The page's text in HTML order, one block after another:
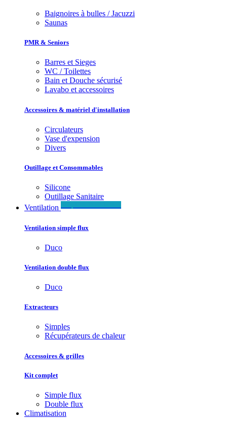
Baignoires à bulles / Jacuzzi
Saunas
PMR & Seniors
Barres et Sieges
WC / Toilettes
Bain et Douche sécurisé
Lavabo et accessoires
Accessoires & matériel d'installation
Circulateurs
Vase d'expension
Divers
Outillage et Consommables
Silicone
Outillage Sanitaire
Ventilation
Ventilation simple flux
Duco
Ventilation double flux
Duco
Extracteurs
Simples
Récupérateurs de chaleur
Accessoires & grilles
Kit complet
Simple flux
Double flux
Climatisation